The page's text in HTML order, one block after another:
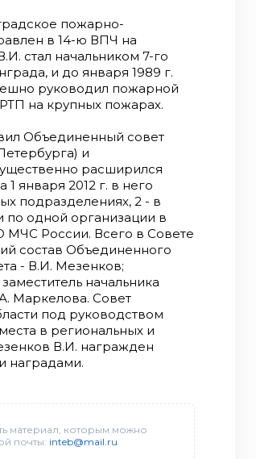
пожарно-
в 14-ю ВПЧ на
стал начальником 7-го
и до января 1989 г.
руководил пожарной
на крупных пожарах.
Объединенный совет
и
расширился
января 2012 г. в него
подразделениях, 2 - в
по одной организации в
России. Всего в Совете
состав Объединенного
- В.И. Мезенков;
начальника
Маркелова. Совет
под руководством
в региональных и
В.И. награжден
наградами.
материал, которым можно
почты: inteb@mail.ru